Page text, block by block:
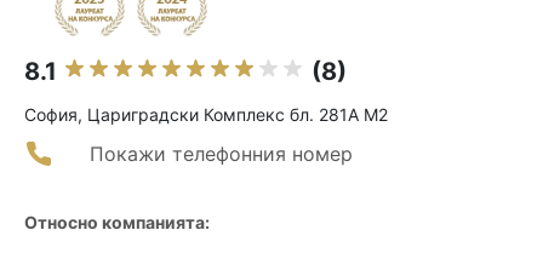
8.1 (8)
София, Цариградски Комплекс бл. 281А М2
Покажи телефонния номер
Относно компанията: